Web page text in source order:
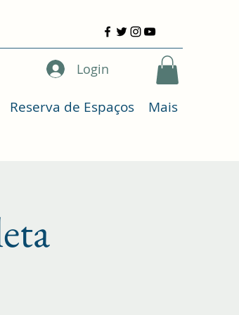
Login
Reserva de Espaços Mais